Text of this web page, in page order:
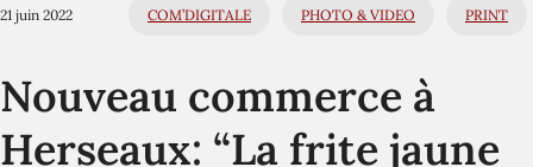
21 juin 2022 COM’DIGITALE PHOTO & VIDEO PRINT
Nouveau commerce à
Herseaux: “La frite jaune